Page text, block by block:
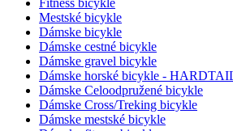
Fitness bicykle
Mestské bicykle
Dámske bicykle
Dámske cestné bicykle
Dámske gravel bicykle
Dámske horské bicykle -
Dámske Celoodpružené bicykle
Dámske Cross/Treking bicykle
Dámske mestské bicykle